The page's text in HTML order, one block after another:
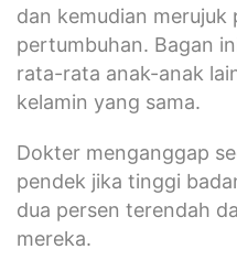
dan kemudian merujuk
pertumbuhan. Bagan
rata-rata anak-anak
kelamin yang sama.
Dokter menganggap
pendek jika tinggi
dua persen terendah
mereka.